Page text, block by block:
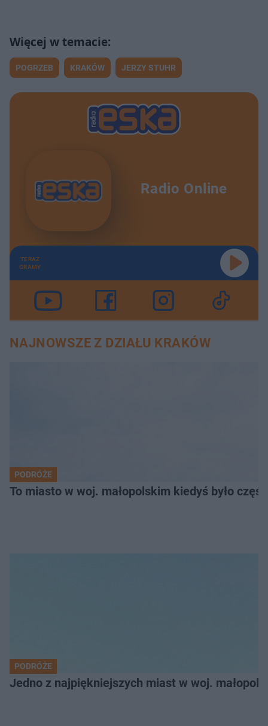
POGRZEB KRAKÓW JERZY STUHR
Radio Online
TERAZ
GRAMY
NAJNOWSZE Z DZIAŁU KRAKÓW
PODRÓŻE
To miasto w woj. małopolskim kiedyś było
PODRÓŻE
Jedno z najpiękniejszych miast w woj.